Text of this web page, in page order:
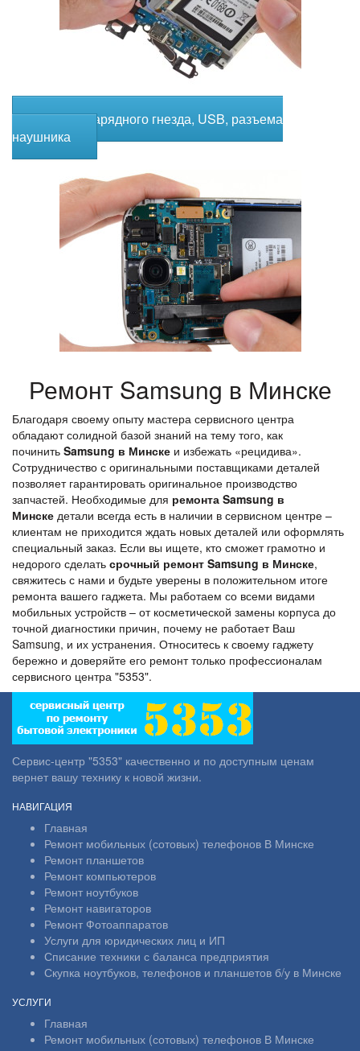
Замена зарядного гнезда, USB, разъема
наушника
Ремонт Samsung в Минске
Благодаря своему опыту мастера сервисного центра
обладают солидной базой знаний на тему того, как
починить Samsung в Минске и избежать «рецидива».
Сотрудничество с оригинальными поставщиками деталей
позволяет гарантировать оригинальное производство
запчастей. Необходимые для ремонта Samsung в
Минске детали всегда есть в наличии в сервисном центре –
клиентам не приходится ждать новых деталей или оформлять
специальный заказ. Если вы ищете, кто сможет грамотно и
недорого сделать срочный ремонт Samsung в Минске,
свяжитесь с нами и будьте уверены в положительном итоге
ремонта вашего гаджета. Мы работаем со всеми видами
мобильных устройств – от косметической замены корпуса до
точной диагностики причин, почему не работает Ваш
Samsung, и их устранения. Относитесь к своему гаджету
бережно и доверяйте его ремонт только профессионалам
сервисного центра "5353".
Сервис-центр "5353" качественно и по доступным ценам
вернет вашу технику к новой жизни.
НАВИГАЦИЯ
Главная
Ремонт мобильных (сотовых) телефонов В Минске
Ремонт планшетов
Ремонт компьютеров
Ремонт ноутбуков
Ремонт навигаторов
Ремонт Фотоаппаратов
Услуги для юридических лиц и ИП
Списание техники с баланса предприятия
Скупка ноутбуков, телефонов и планшетов б/у в Минске
УСЛУГИ
Главная
Ремонт мобильных (сотовых) телефонов В Минске